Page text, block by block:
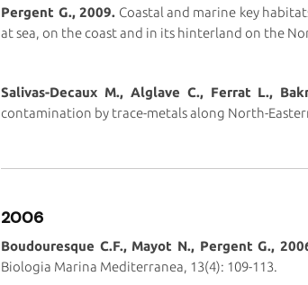
Pergent G., 2009. Coastal and marine key
at sea, on the coast and in its hinterland on the
Salivas-Decaux M., Alglave C., Ferrat L.,
contamination by trace-metals along North-
2006
Boudouresque C.F., Mayot N., Pergent G.,
Biologia Marina Mediterranea, 13(4): 109-113.